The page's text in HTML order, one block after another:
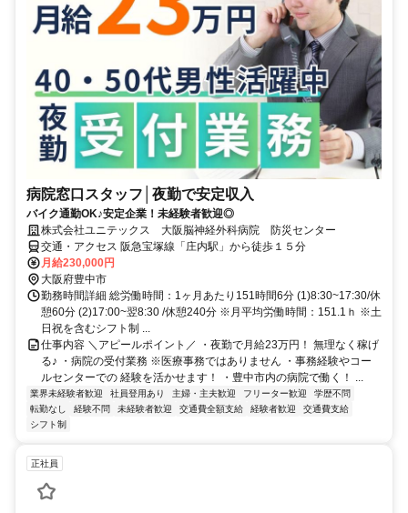
病院窓口スタッフ│夜勤で安定収入
バイク通勤OK♪安定企業！未経験者歓迎◎
株式会社ユニテックス 大阪脳神経外科病院 防災センター
交通・アクセス 阪急宝塚線「庄内駅」から徒歩１５分
月給230,000円
大阪府豊中市
勤務時間詳細 総労働時間：1ヶ月あたり151時間6分 (1)8:30~17:30/休
憩60分 (2)17:00~翌8:30 /休憩240分 ※月平均労働時間：151.1ｈ ※土
日祝を含むシフト制 ...
仕事内容 ＼アピールポイント／ ・夜勤で月給23万円！ 無理なく稼げ
る♪ ・病院の受付業務 ※医療事務ではありません ・事務経験やコー
ルセンターでの 経験を活かせます！ ・豊中市内の病院で働く！ ...
業界未経験者歓迎 社員登用あり 主婦・主夫歓迎 フリーター歓迎
学歴不問
転勤なし
経験不問 未経験者歓迎 交通費全額支給 経験者歓迎
交通費支給
シフト制
正社員